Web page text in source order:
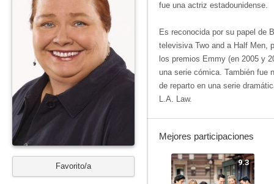
Favorito/a
fue una actriz estadounidense.
Es reconocida por su papel de
televisiva Two and a Half Men,
los premios Emmy (en 2005 y
una serie cómica. También fue
de reparto en una serie
L.A. Law.
Mejores participaciones
9.3